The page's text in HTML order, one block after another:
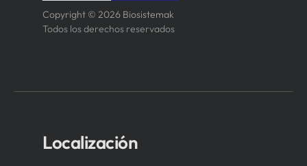
Copyright © 2026 Biosistemak
Todos los derechos reservados
Localización